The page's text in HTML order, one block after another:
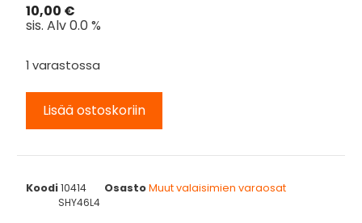
10,00 €
sis. Alv 0.0 %
1 varastossa
Lisää ostoskoriin
Koodi10414 OsastoMuut valaisimien varaosat
SHY46L4